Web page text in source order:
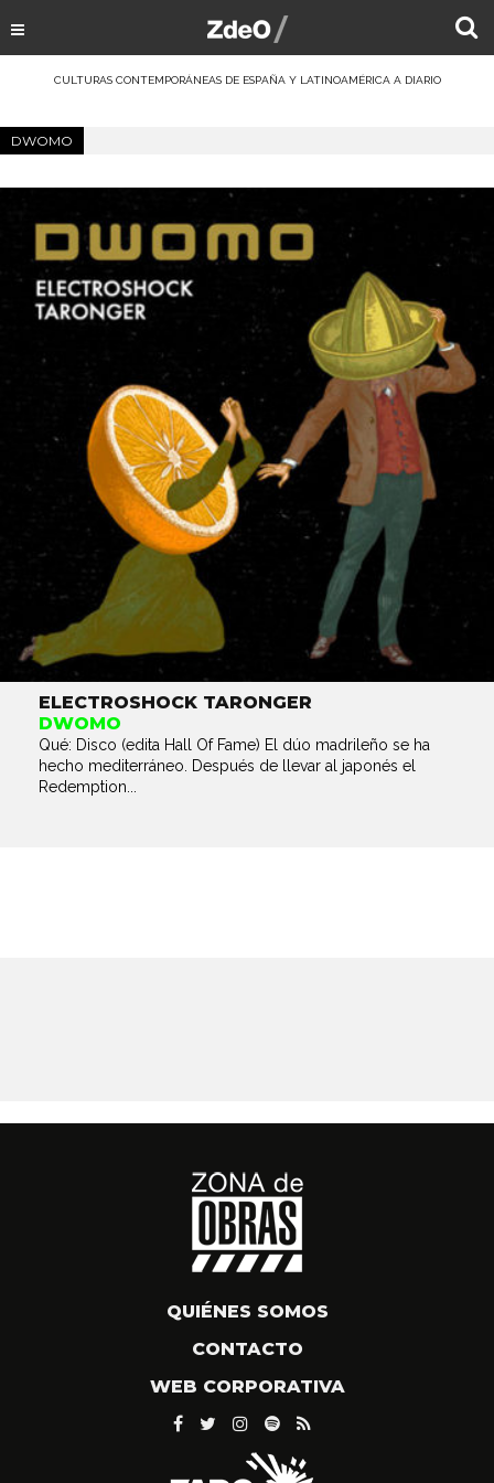
CULTURAS CONTEMPORÁNEAS DE ESPAÑA Y LATINOAMÉRICA A DIARIO
DWOMO
ELECTROSHOCK TARONGER
DWOMO
Qué: Disco (edita Hall Of Fame) El dúo madrileño se ha
hecho mediterráneo. Después de llevar al japonés el
Redemption...
QUIÉNES SOMOS
CONTACTO
WEB CORPORATIVA